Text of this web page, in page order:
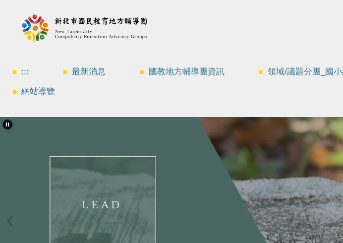
::: 最新消息 國教地方輔導團資訊 領域/議題分團_國小
網站導覽